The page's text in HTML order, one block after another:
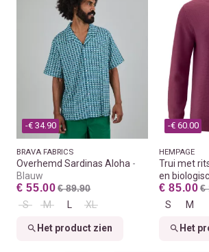
-€ 34.90
BRAVA FABRICS
Overhemd Sardinas Aloha
Blauw
€ 55.00 € 89.90
S
M XL
Het product zien
-€ 60.00
HEMPAGE
Trui met
en
€ 85.00 €
S
M
Het